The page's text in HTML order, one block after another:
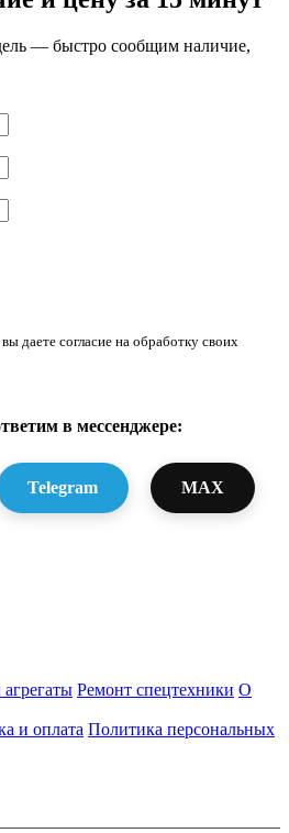
— быстро сообщим наличие,
даете согласие на обработку своих
в мессенджере:
Telegram MAX
Ремонт спецтехники О
и оплата Политика персональных